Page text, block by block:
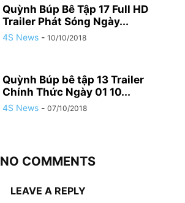
Quỳnh Búp Bê Tập 17 Full HD
Trailer Phát Sóng Ngày...
4S News - 10/10/2018
Quỳnh Búp bê tập 13 Trailer
Chính Thức Ngày 01 10...
4S News - 07/10/2018
NO COMMENTS
LEAVE A REPLY